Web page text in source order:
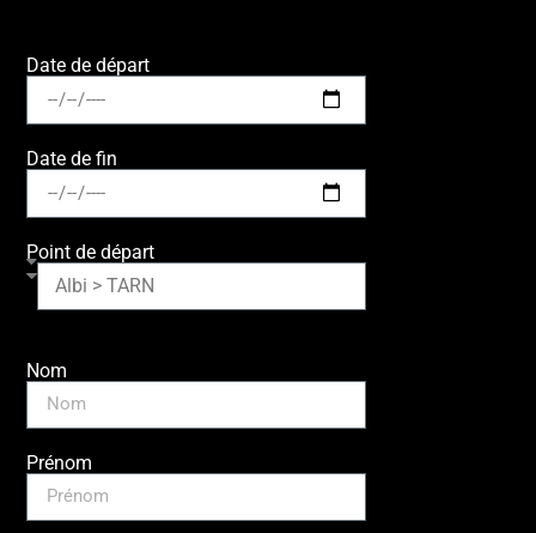
Date de départ
Date de fin
Point de départ
Nom
Prénom